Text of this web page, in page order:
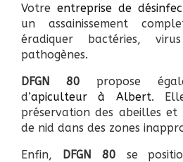
Votre entreprise de
un assainissement
éradiquer bactéries,
pathogènes.
DFGN 80 propose
d’apiculteur à Albert.
préservation des abeilles
de nid dans des zones
Enfin, DFGN 80 se